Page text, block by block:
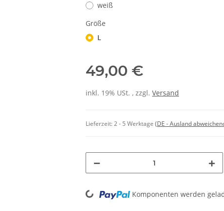
weiß
Größe
L
49,00 €
inkl. 19% USt. , zzgl. Versand
Lieferzeit:2 - 5 Werktage (DE - Ausland
Loading... Komponenten werden